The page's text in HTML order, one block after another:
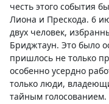
честь этого события
Лиона и Прескода. 6
двух человек,
Бриджтаун. Это было
пришлось не только
особенно усердно
только люди,
тайным